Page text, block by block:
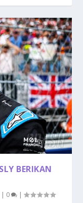
BERIKAN
0 |